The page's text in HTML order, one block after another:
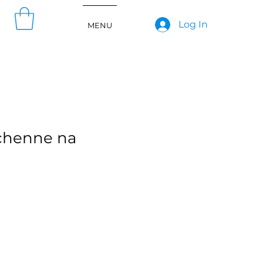
MENU Log In
na